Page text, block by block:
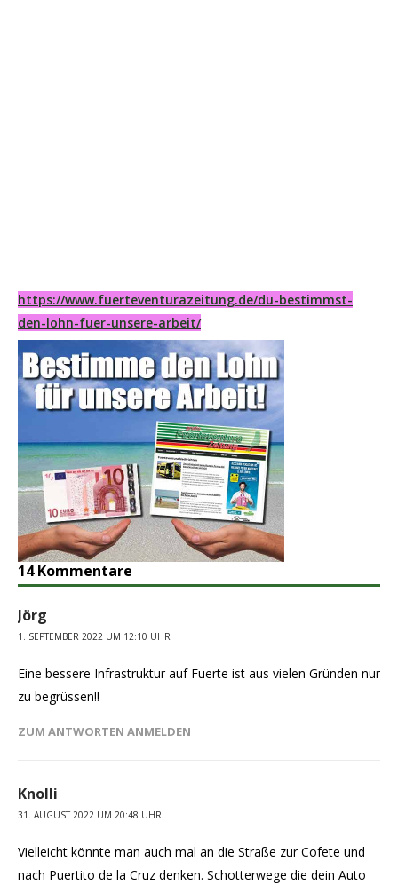
https://www.fuerteventurazeitung.de/du-bestimmst-
den-lohn-fuer-unsere-arbeit/
14 Kommentare
Jörg
1. SEPTEMBER 2022 UM 12:10 UHR
Eine bessere Infrastruktur auf Fuerte ist aus vielen Gründen nur
zu begrüssen!!
ZUM ANTWORTEN ANMELDEN
Knolli
31. AUGUST 2022 UM 20:48 UHR
Vielleicht könnte man auch mal an die Straße zur Cofete und
nach Puertito de la Cruz denken. Schotterwege die dein Auto